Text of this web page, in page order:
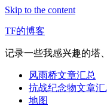
Skip to the content
TF的博客
记录一些我感兴趣的塔
风雨桥文章汇总
抗战纪念物文章汇
地图